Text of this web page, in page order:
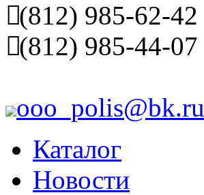
(812) 985-62-42
(812) 985-44-07
ooo_polis@bk.ru
Каталог
Новости